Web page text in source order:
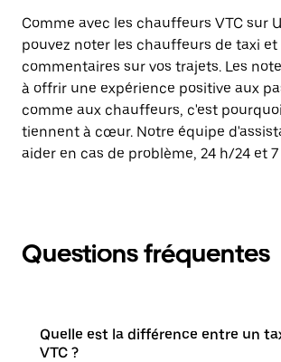
Comme avec les chauffeurs VTC sur
pouvez noter les chauffeurs de taxi et
commentaires sur vos trajets. Les
à offrir une expérience positive aux
comme aux chauffeurs, c'est
tiennent à cœur. Notre équipe
aider en cas de problème, 24 h/24 et 7
Questions fréquentes
Quelle est la différence entre un
VTC ?